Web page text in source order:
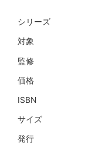
シリーズ
対象
監修
価格
ISBN
サイズ
発行